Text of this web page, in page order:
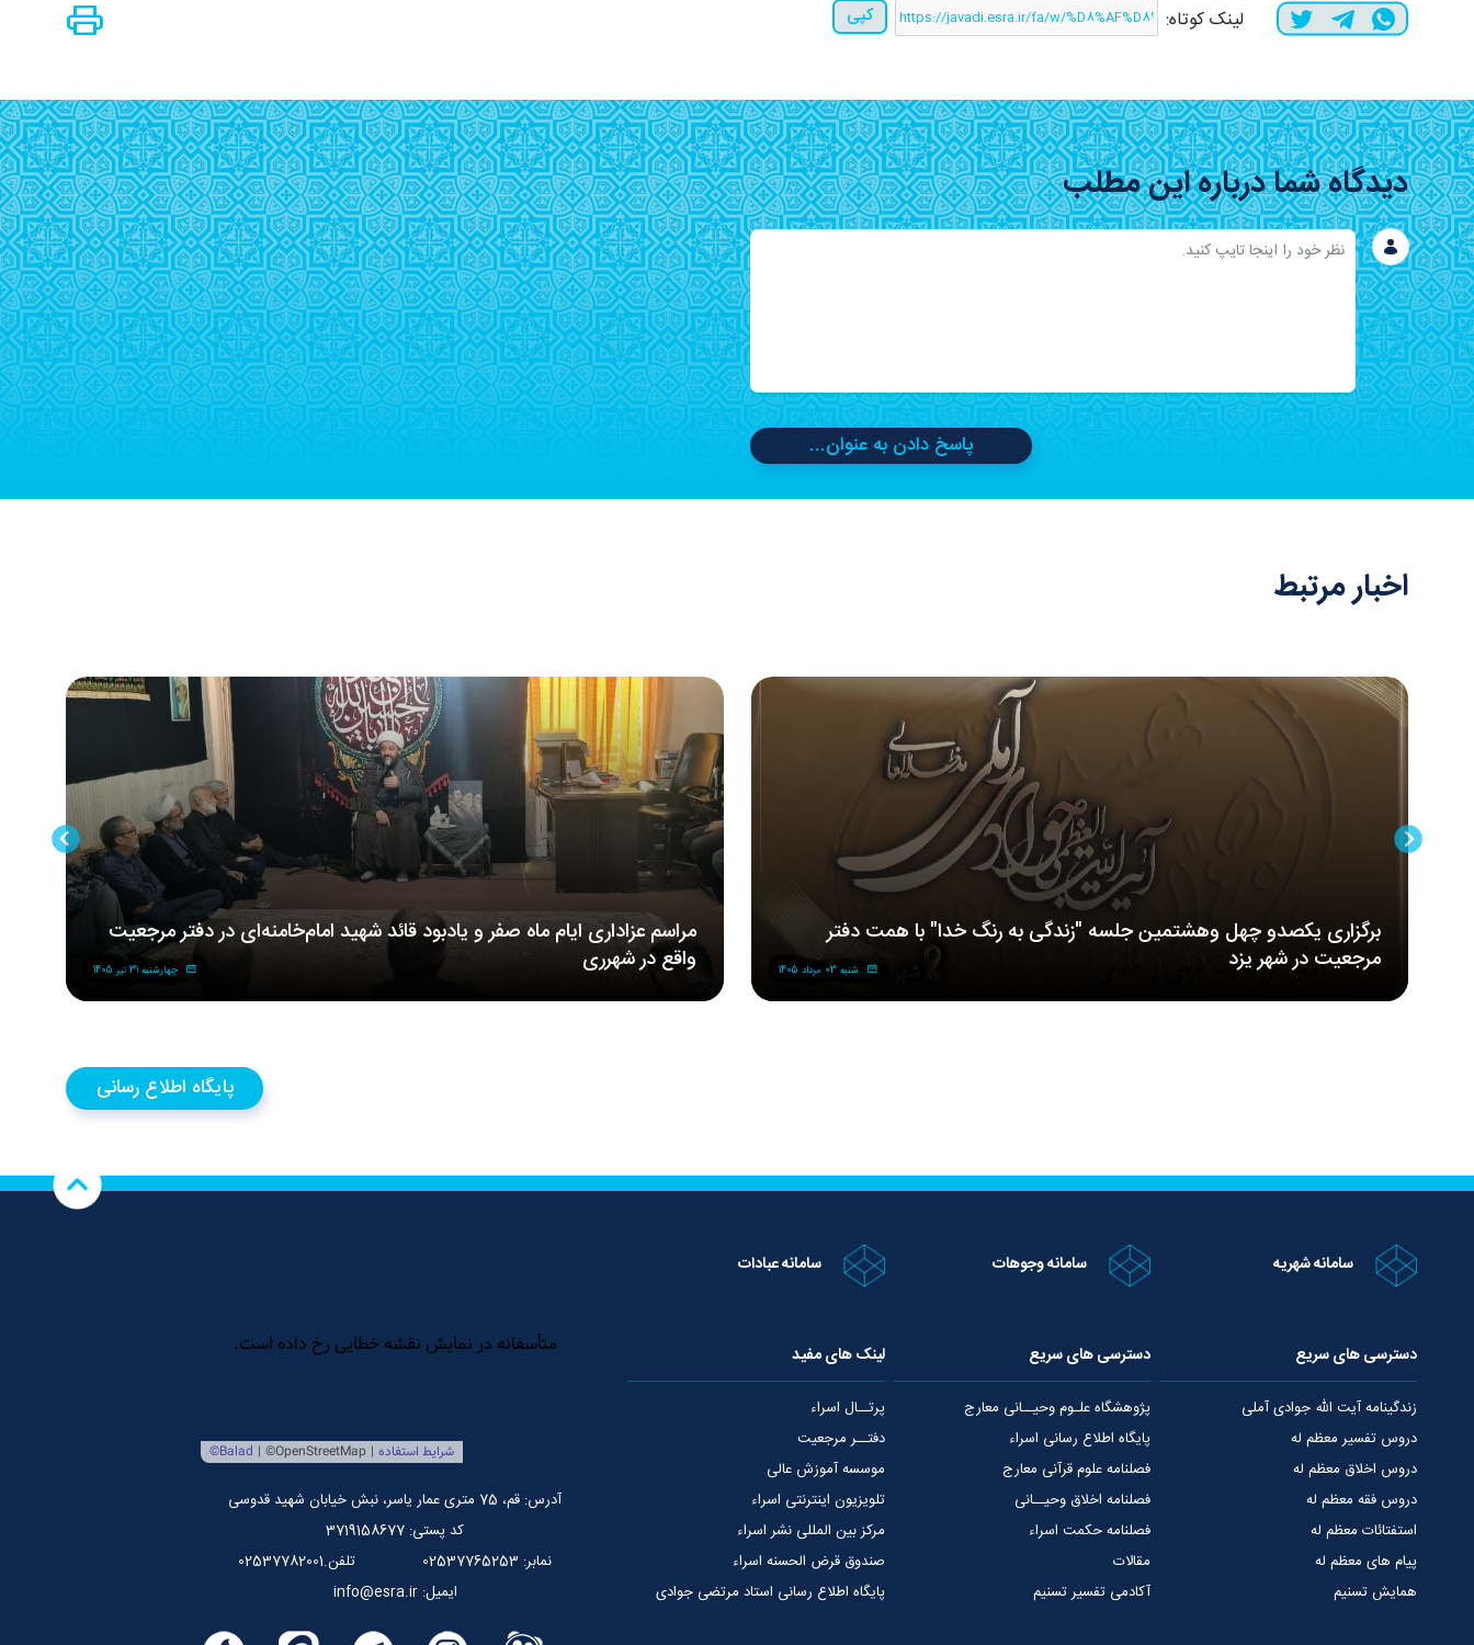
لینک کوتاه: کپی
دیدگاه شما درباره این مطلب
پاسخ دادن به عنوان...
اخبار مرتبط
برگزاری یکصدو چهل وهشتمین جلسه "زندگی به رنگ خدا" با همت دفتر
مرجعیت در شهر یزد
شنبه 03 مرداد 1405
مراسم‌ عزاداری‌ ایام ماه صفر و یادبود قائد شهید امام‌خامنه‌ای در دفتر مرجعیت
واقع در شهرری
چهارشنبه 31 تیر 1405
پایگاه اطلاع رسانی
سامانه شهریه سامانه وجوهات سامانه عبادات
دسترسی های سریع
زندگینامه آیت الله جوادی آملی
دروس تفسیر معظم له
دروس اخلاق معظم له
دروس فقه معظم له
استفتائات معظم له
پیام های معظم له
همایش تسنیم
دسترسی های سریع
پژوهشگاه علـوم وحیــانی معارج
پایگاه اطلاع رسانی اسراء
فصلنامه علوم قرآنی معارج
فصلنامه اخلاق وحیــانی
فصلنامه حکمت اسراء
مقالات
آکادمی تفسیر تسنیم
لینک های مفید
پرتــال اسراء
دفتــر مرجعیت
موسسه آموزش عالی
تلویزیون اینترنتی اسراء
مرکز بین المللی نشر اسراء
صندوق قرض الحسنه اسراء
پایگاه اطلاع رسانی استاد مرتضی جوادی
آدرس: قم، 75 متری عمار یاسر، نبش خیابان شهید قدوسی
کد پستی: 3719158677
نمابر: 02537765253
تلفن.02537782001
ایمیل: info@esra.ir